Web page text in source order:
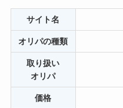
サイト名
オリパの種類
取り扱い
オリパ
価格